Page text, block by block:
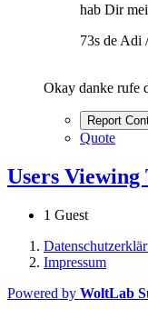
hab Dir
73s de
Okay danke rufe
Report
Quote
Users
1 Guest
Impressum
Powered by WoltLab